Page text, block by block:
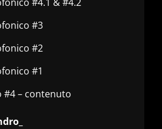
#3
#2
#1
#4 – contenuto